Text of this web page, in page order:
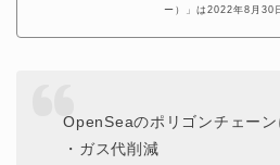
ー）」は2022年8月30
OpenSeaのポリゴンチェーン
・ガス代削減